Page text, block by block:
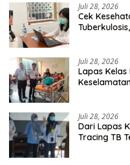
Juli 28, 2026
Cek
Juli 28, 2026
Lapas Kelas
Juli 28, 2026
Dari Lapas
Tracing TB